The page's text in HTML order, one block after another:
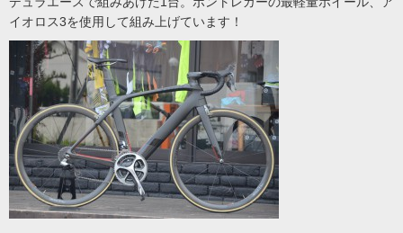
イオロス3を使用して組み上げています！